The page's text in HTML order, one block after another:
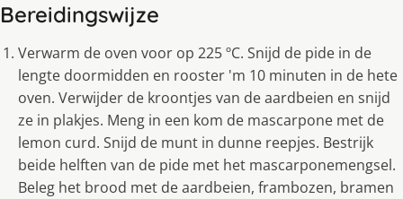
Bereidingswijze
Verwarm de oven voor op 225 ºC. Snijd de pide in de
lengte doormidden en rooster 'm 10 minuten in de hete
oven. Verwijder de kroontjes van de aardbeien en snijd
ze in plakjes. Meng in een kom de mascarpone met de
lemon curd. Snijd de munt in dunne reepjes. Bestrijk
beide helften van de pide met het mascarponemengsel.
Beleg het brood met de aardbeien, frambozen, bramen